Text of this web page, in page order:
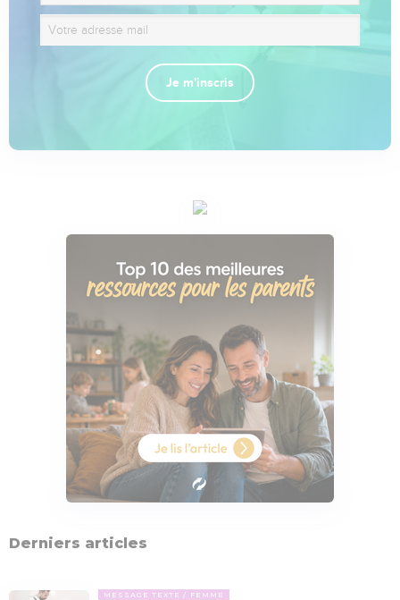
Je m'inscris
Derniers articles
MESSAGE TEXTE FEMME